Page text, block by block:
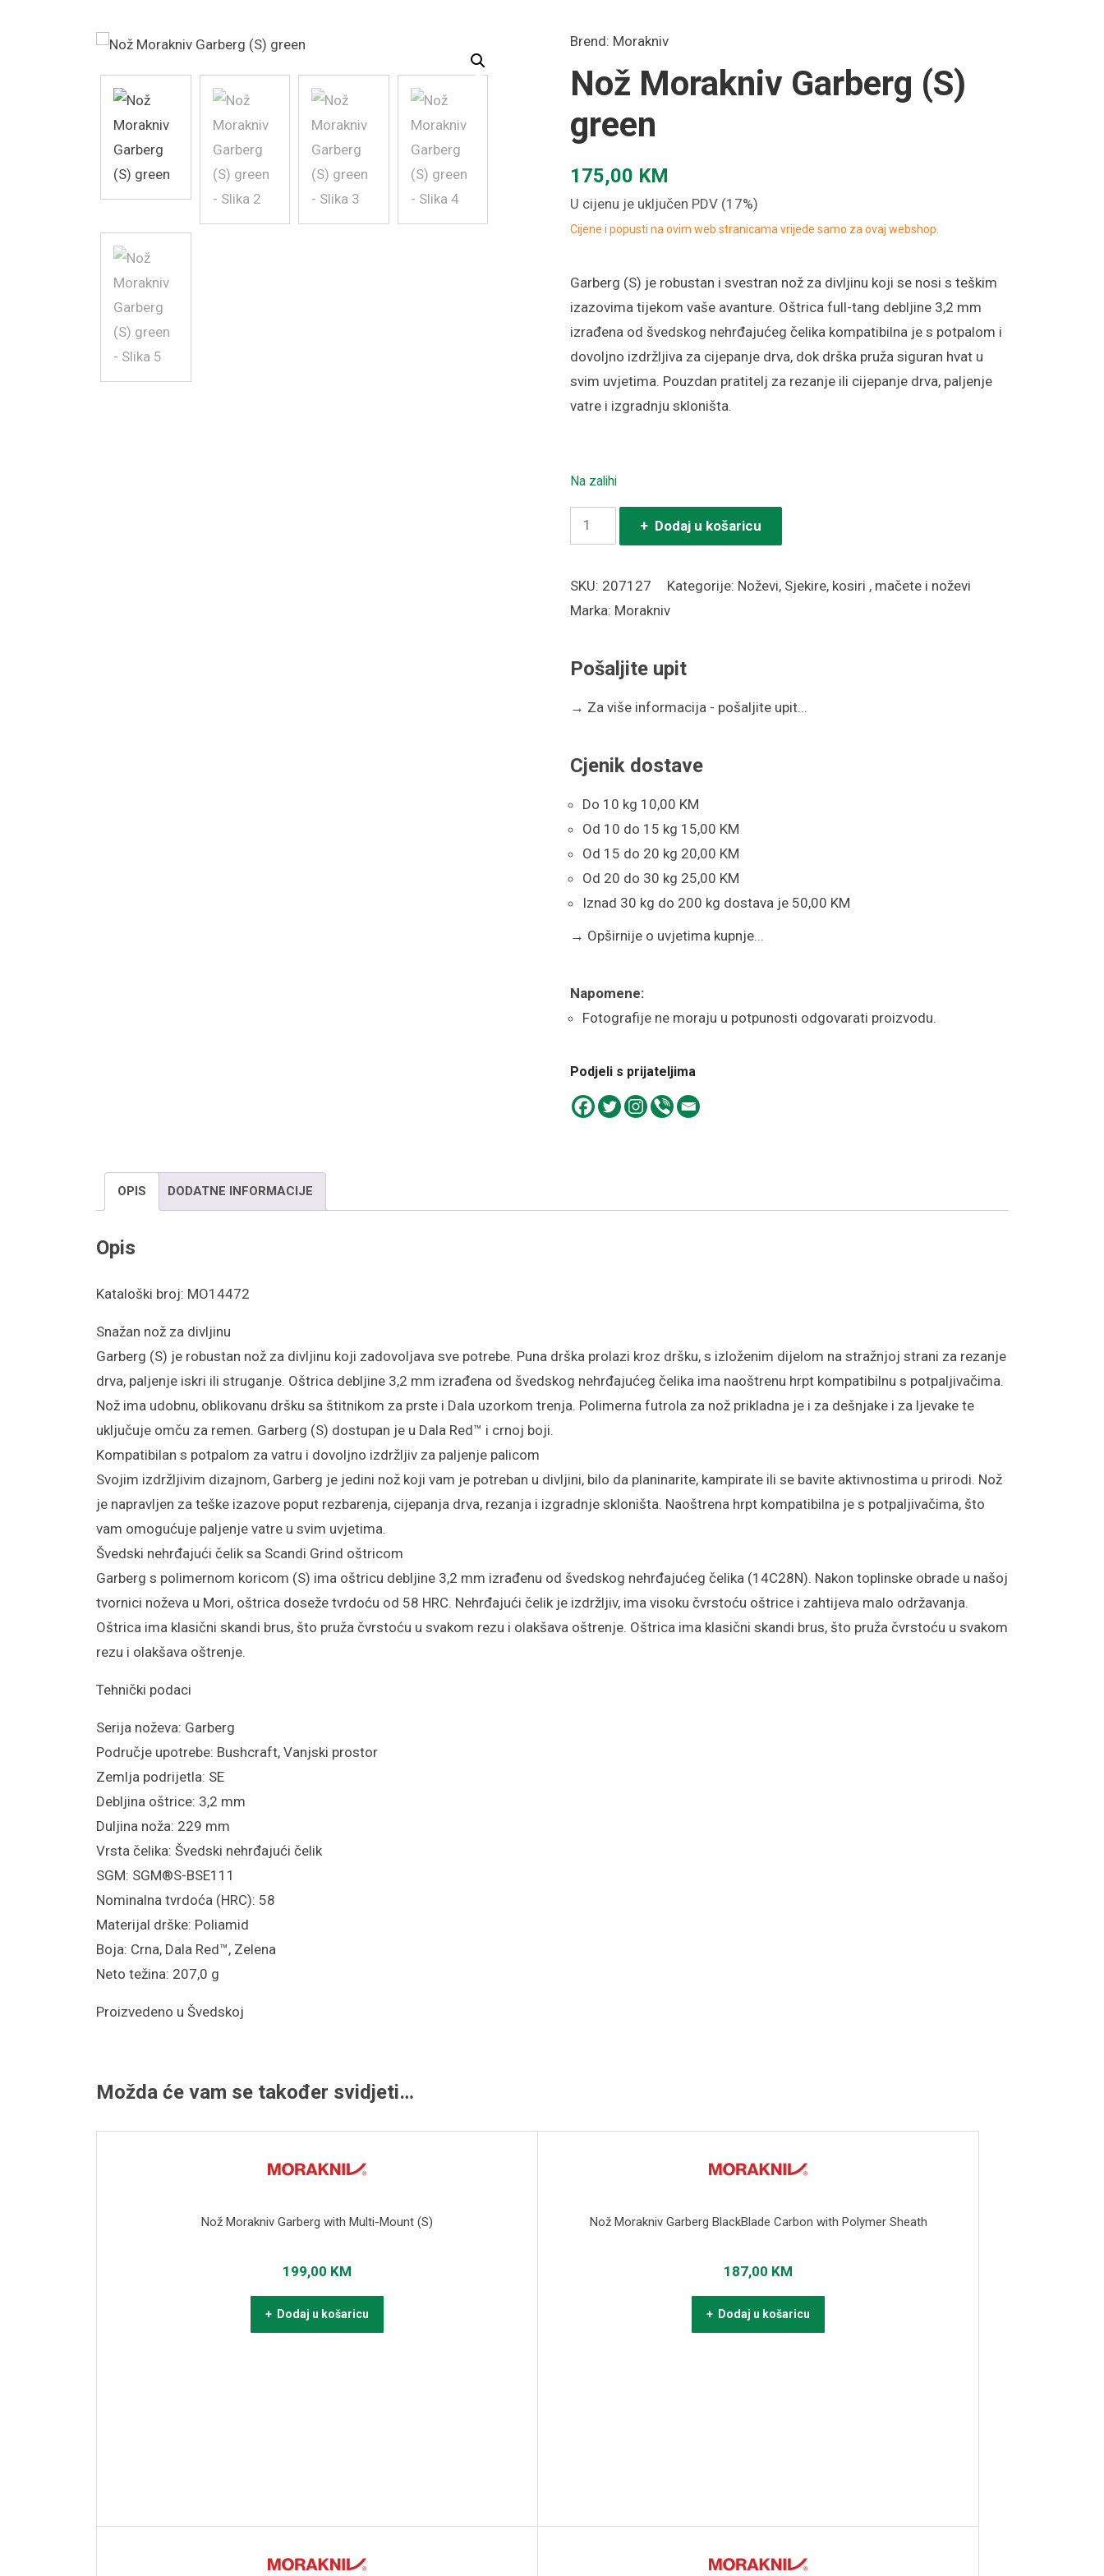
Brend: Morakniv
Nož Morakniv Garberg (S)
green
175,00 KM
U cijenu je uključen PDV (17%)
Cijene i popusti na ovim web stranicama vrijede samo za ovaj webshop.
Garberg (S) je robustan i svestran nož za divljinu koji se nosi s teškim
izazovima tijekom vaše avanture. Oštrica full-tang debljine 3,2 mm
izrađena od švedskog nehrđajućeg čelika kompatibilna je s potpalom i
dovoljno izdržljiva za cijepanje drva, dok drška pruža siguran hvat u
svim uvjetima. Pouzdan pratitelj za rezanje ili cijepanje drva, paljenje
vatre i izgradnju skloništa.
Na zalihi
Nož
Morakniv
(S)
green
+ Dodaj u košaricu
SKU: 207127 Kategorije: Noževi, Sjekire, kosiri , mačete i noževi
Marka: Morakniv
Pošaljite upit
→ Za više informacija - pošaljite upit...
Cjenik dostave
Do 10 kg 10,00 KM
Od 10 do 15 kg 15,00 KM
Od 15 do 20 kg 20,00 KM
Od 20 do 30 kg 25,00 KM
Iznad 30 kg do 200 kg dostava je 50,00 KM
→ Opširnije o uvjetima kupnje...
Napomene:
Fotografije ne moraju u potpunosti odgovarati proizvodu.
Podjeli s prijateljima
OPIS DODATNE INFORMACIJE
Opis
Kataloški broj: MO14472
Snažan nož za divljinu
Garberg (S) je robustan nož za divljinu koji zadovoljava sve potrebe. Puna drška prolazi kroz dršku, s izloženim dijelom na stražnjoj strani za rezanje
drva, paljenje iskri ili struganje. Oštrica debljine 3,2 mm izrađena od švedskog nehrđajućeg čelika ima naoštrenu hrpt kompatibilnu s potpaljivačima.
Nož ima udobnu, oblikovanu dršku sa štitnikom za prste i Dala uzorkom trenja. Polimerna futrola za nož prikladna je i za dešnjake i za ljevake te
uključuje omču za remen. Garberg (S) dostupan je u Dala Red™ i crnoj boji.
Kompatibilan s potpalom za vatru i dovoljno izdržljiv za paljenje palicom
Svojim izdržljivim dizajnom, Garberg je jedini nož koji vam je potreban u divljini, bilo da planinarite, kampirate ili se bavite aktivnostima u prirodi. Nož
je napravljen za teške izazove poput rezbarenja, cijepanja drva, rezanja i izgradnje skloništa. Naoštrena hrpt kompatibilna je s potpaljivačima, što
vam omogućuje paljenje vatre u svim uvjetima.
Švedski nehrđajući čelik sa Scandi Grind oštricom
Garberg s polimernom koricom (S) ima oštricu debljine 3,2 mm izrađenu od švedskog nehrđajućeg čelika (14C28N). Nakon toplinske obrade u našoj
tvornici noževa u Mori, oštrica doseže tvrdoću od 58 HRC. Nehrđajući čelik je izdržljiv, ima visoku čvrstoću oštrice i zahtijeva malo održavanja.
Oštrica ima klasični skandi brus, što pruža čvrstoću u svakom rezu i olakšava oštrenje. Oštrica ima klasični skandi brus, što pruža čvrstoću u svakom
rezu i olakšava oštrenje.
Tehnički podaci
Serija noževa: Garberg
Područje upotrebe: Bushcraft, Vanjski prostor
Zemlja podrijetla: SE
Debljina oštrice: 3,2 mm
Duljina noža: 229 mm
Vrsta čelika: Švedski nehrđajući čelik
SGM: SGM®S-BSE111
Nominalna tvrdoća (HRC): 58
Materijal drške: Poliamid
Boja: Crna, Dala Red™, Zelena
Neto težina: 207,0 g
Proizvedeno u Švedskoj
Možda će vam se također svidjeti…
Nož Morakniv Garberg with Multi-Mount (S)
199,00 KM
+ Dodaj u košaricu
Nož Morakniv Garberg BlackBlade Carbon with Polymer Sheath
187,00 KM
+ Dodaj u košaricu